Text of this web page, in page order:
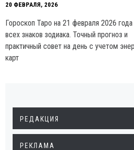
20 ФЕВРАЛЯ, 2026
Гороскоп Таро на 21 февраля 2026
всех знаков зодиака. Точный прогноз и
практичный совет на день с учетом
карт
РЕДАКЦИЯ
РЕКЛАМА